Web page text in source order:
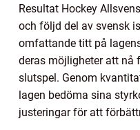
Resultat Hockey
och följd del av svensk
omfattande titt på
deras möjligheter att nå
slutspel. Genom
lagen bedöma sina
justeringar för att